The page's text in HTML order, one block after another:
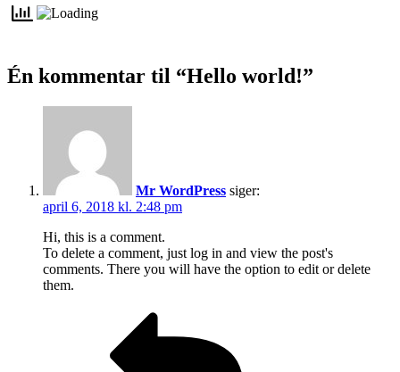
Én kommentar til “Hello world!”
Mr WordPress siger:
april 6, 2018 kl. 2:48 pm
Hi, this is a comment.
To delete a comment, just log in and view the post's
comments. There you will have the option to edit or delete
them.